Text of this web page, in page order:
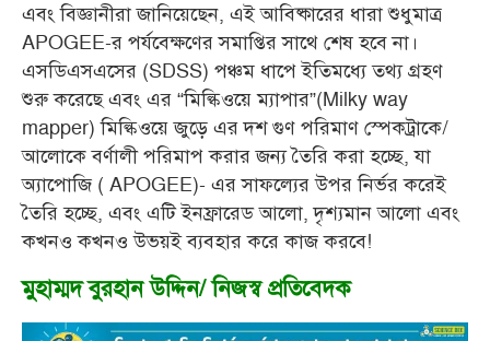
এবং বিজ্ঞানীরা জানিয়েছেন, এই আবিষ্কারের ধারা শুধুমাত্র
APOGEE-র পর্যবেক্ষণের সমাপ্তির সাথে শেষ হবে না।
এসডিএসএসের (SDSS) পঞ্চম ধাপে ইতিমধ্যে তথ্য গ্রহণ
শুরু করেছে এবং এর “মিল্কিওয়ে ম্যাপার”(Milky way
mapper) মিল্কিওয়ে জুড়ে এর দশ গুণ পরিমাণ স্পেকট্রাকে/
আলোকে বর্ণালী পরিমাপ করার জন্য তৈরি করা হচ্ছে, যা
অ্যাপোজি ( APOGEE)- এর সাফল্যের উপর নির্ভর করেই
তৈরি হচ্ছে, এবং এটি ইনফ্রারেড আলো, দৃশ্যমান আলো এবং
কখনও কখনও উভয়ই ব্যবহার করে কাজ করবে!
মুহাম্মদ বুরহান উদ্দিন/ নিজস্ব প্রতিবেদক